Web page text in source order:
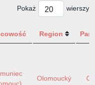
Pokaż wierszy
Region
Olomoucký